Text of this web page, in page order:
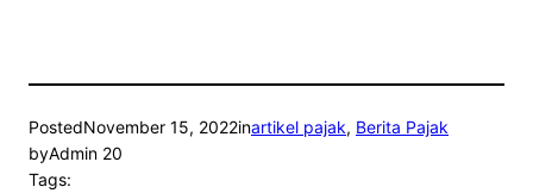
PostedNovember 15, 2022inartikel pajak, Berita Pajak
byAdmin 20
Tags: